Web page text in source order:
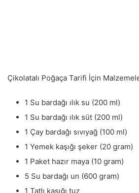
Çikolatalı Poğaça Tarifi İçin
1 Su bardağı ılık su (200 ml)
1 Su bardağı ılık süt (200 ml)
1 Çay bardağı sıvıyağ (100 ml)
1 Yemek kaşığı şeker (20 gram)
1 Paket hazır maya (10 gram)
5 Su bardağı un (600 gram)
1 Tatlı kaşığı tuz